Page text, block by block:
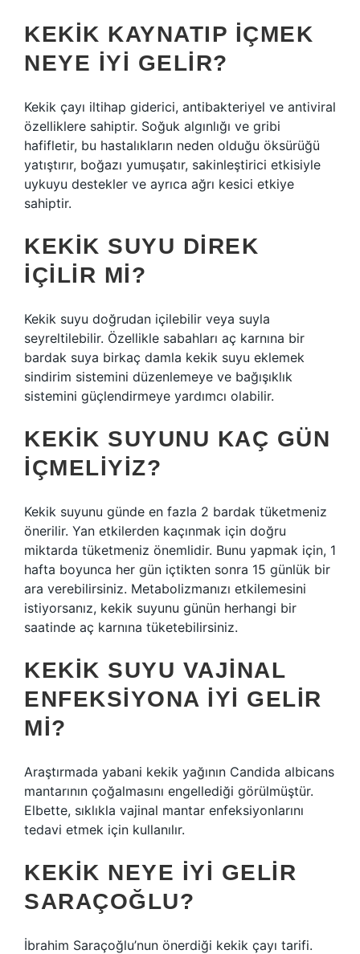
KEKIK KAYNATIP IÇMEK
NEYE IYI GELIR?
Kekik çayı iltihap giderici, antibakteriyel ve antiviral
özelliklere sahiptir. Soğuk algınlığı ve gribi
hafifletir, bu hastalıkların neden olduğu öksürüğü
yatıştırır, boğazı yumuşatır, sakinleştirici etkisiyle
uykuyu destekler ve ayrıca ağrı kesici etkiye
sahiptir.
KEKIK SUYU DIREK
IÇILIR MI?
Kekik suyu doğrudan içilebilir veya suyla
seyreltilebilir. Özellikle sabahları aç karnına bir
bardak suya birkaç damla kekik suyu eklemek
sindirim sistemini düzenlemeye ve bağışıklık
sistemini güçlendirmeye yardımcı olabilir.
KEKIK SUYUNU KAÇ GÜN
IÇMELIYIZ?
Kekik suyunu günde en fazla 2 bardak tüketmeniz
önerilir. Yan etkilerden kaçınmak için doğru
miktarda tüketmeniz önemlidir. Bunu yapmak için, 1
hafta boyunca her gün içtikten sonra 15 günlük bir
ara verebilirsiniz. Metabolizmanızı etkilemesini
istiyorsanız, kekik suyunu günün herhangi bir
saatinde aç karnına tüketebilirsiniz.
KEKIK SUYU VAJINAL
ENFEKSIYONA IYI GELIR
MI?
Araştırmada yabani kekik yağının Candida albicans
mantarının çoğalmasını engellediği görülmüştür.
Elbette, sıklıkla vajinal mantar enfeksiyonlarını
tedavi etmek için kullanılır.
KEKIK NEYE IYI GELIR
SARAÇOĞLU?
İbrahim Saraçoğlu’nun önerdiği kekik çayı tarifi.